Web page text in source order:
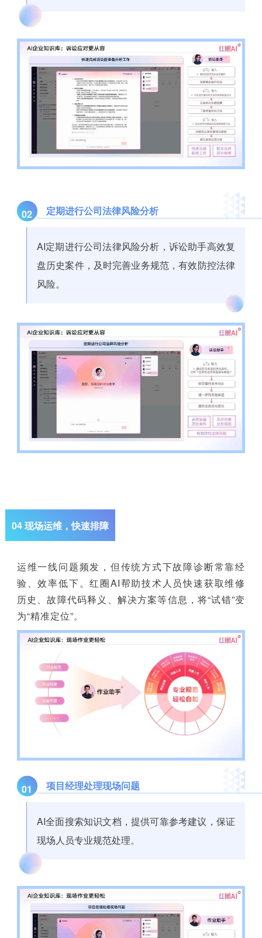
02 定期进行公司法律风险分析
AI定期进行公司法律风险分析，诉讼助手高效复
盘历史案件，及时完善业务规范，有效防控法律
风险。
04 现场运维，快速排障
运维一线问题频发，但传统方式下故障诊断常靠经
验、效率低下。红圈AI帮助技术人员快速获取维修
历史、故障代码释义、解决方案等信息，将“试错”变
为“精准定位”。
01 项目经理处理现场问题
AI全面搜索知识文档，提供可靠参考建议，保证
现场人员专业规范处理。